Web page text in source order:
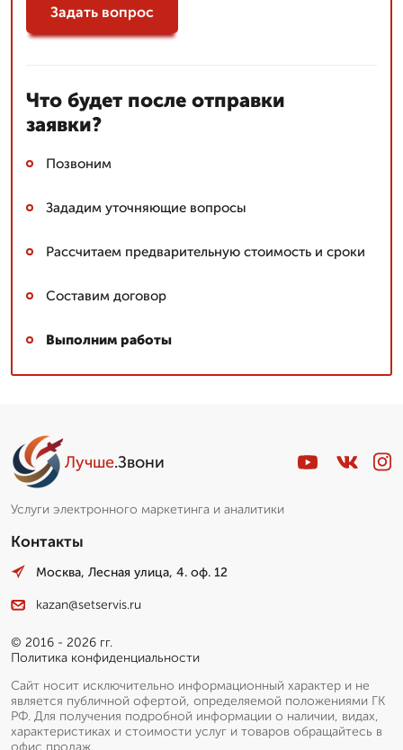
Задать вопрос
Что будет после отправки
заявки?
Позвоним
Зададим уточняющие вопросы
Рассчитаем предварительную стоимость и сроки
Составим договор
Выполним работы
Лучше.Звони
Услуги электронного маркетинга и аналитики
Контакты
Москва, Лесная улица, 4. оф. 12
kazan@setservis.ru
© 2016 - 2026 гг.
Политика конфиденциальности
Сайт носит исключительно информационный характер и не
является публичной офертой, определяемой положениями ГК
РФ. Для получения подробной информации о наличии, видах,
характеристиках и стоимости услуг и товаров обращайтесь в